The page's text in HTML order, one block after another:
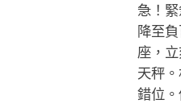
急！
降至
座，
天秤
錯位